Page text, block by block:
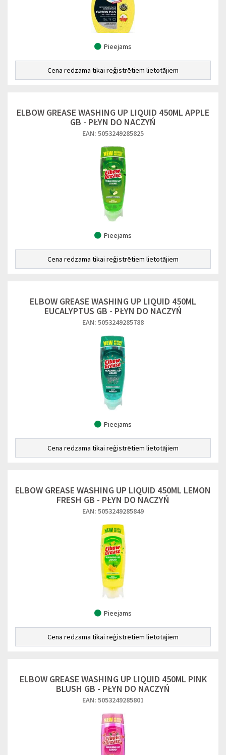
Pieejams
Cena redzama tikai reģistrētiem lietotājiem
ELBOW GREASE WASHING UP LIQUID 450ML APPLE
GB - PŁYN DO NACZYŃ
EAN: 5053249285825
Pieejams
Cena redzama tikai reģistrētiem lietotājiem
ELBOW GREASE WASHING UP LIQUID 450ML
EUCALYPTUS GB - PŁYN DO NACZYŃ
EAN: 5053249285788
Pieejams
Cena redzama tikai reģistrētiem lietotājiem
ELBOW GREASE WASHING UP LIQUID 450ML LEMON
FRESH GB - PŁYN DO NACZYŃ
EAN: 5053249285849
Pieejams
Cena redzama tikai reģistrētiem lietotājiem
ELBOW GREASE WASHING UP LIQUID 450ML PINK
BLUSH GB - PŁYN DO NACZYŃ
EAN: 5053249285801